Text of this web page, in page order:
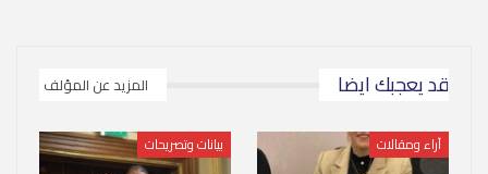
قد يعجبك ايضا المزيد عن المؤلف
آراء ومقالات بيانات وتصريحات